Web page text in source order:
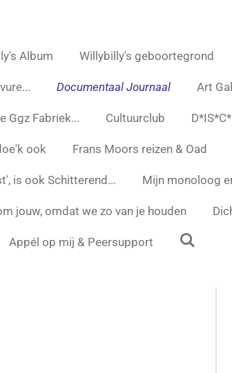
Album Willybilly's geboortegrond
Documentaal Journaal Art
Ggz Fabriek... Cultuurclub
ook Frans Moors reizen & Oad
is ook Schitterend... Mijn monoloog
jouw, omdat we zo van je houden
Appél op mij & Peersupport